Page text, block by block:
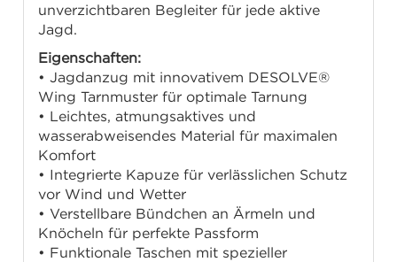
unverzichtbaren Begleiter für jede aktive
Jagd.
Eigenschaften:
• Jagdanzug mit innovativem DESOLVE®
Wing Tarnmuster für optimale Tarnung
• Leichtes, atmungsaktives und
wasserabweisendes Material für maximalen
Komfort
• Integrierte Kapuze für verlässlichen Schutz
vor Wind und Wetter
• Verstellbare Bündchen an Ärmeln und
Knöcheln für perfekte Passform
• Funktionale Taschen mit spezieller